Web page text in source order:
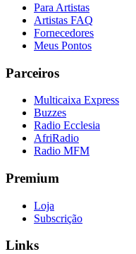
Para Artistas
Artistas FAQ
Fornecedores
Meus Pontos
Parceiros
Multicaixa Express
Buzzes
Radio Ecclesia
AfriRadio
Radio MFM
Premium
Loja
Subscrição
Links